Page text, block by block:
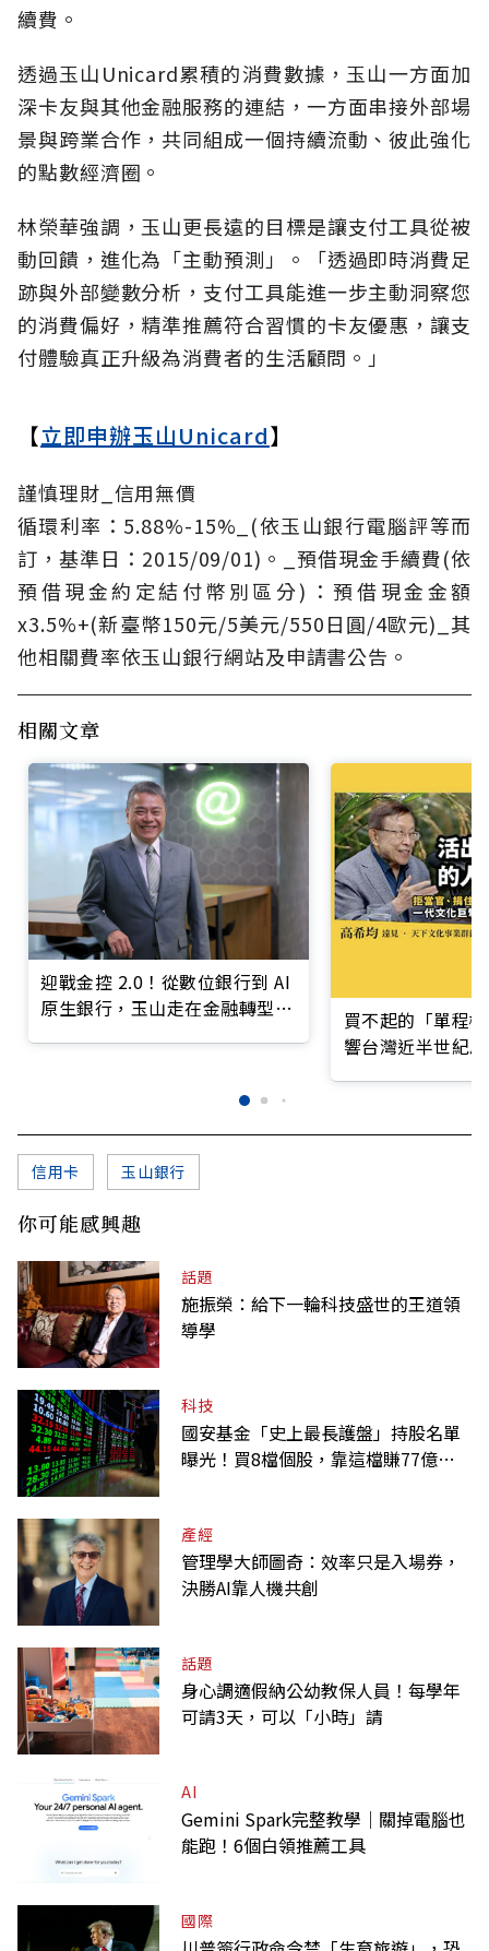
續費。
透過玉山Unicard累積的消費數據，玉山一方面加
深卡友與其他金融服務的連結，一方面串接外部場
景與跨業合作，共同組成一個持續流動、彼此強化
的點數經濟圈。
林榮華強調，玉山更長遠的目標是讓支付工具從被
動回饋，進化為「主動預測」。「透過即時消費足
跡與外部變數分析，支付工具能進一步主動洞察您
的消費偏好，精準推薦符合習慣的卡友優惠，讓支
付體驗真正升級為消費者的生活顧問。」
【立即申辦玉山Unicard】
謹慎理財_信用無價
循環利率：5.88%-15%_(依玉山銀行電腦評等而
訂，基準日：2015/09/01)。_預借現金手續費(依
預借現金約定結付幣別區分)：預借現金金額
x3.5%+(新臺幣150元/5美元/550日圓/4歐元)_其
他相關費率依玉山銀行網站及申請書公告。
相關文章
迎戰金控 2.0！從數位銀行到 AI
原生銀行，玉山走在金融轉型最
買不起的「單程
響台灣近半世紀
信用卡 玉山銀行
你可能感興趣
話題
施振榮：給下一輪科技盛世的王道領
導學
科技
國安基金「史上最長護盤」持股名單
曝光！買8檔個股，靠這檔賺77億最
產經
管理學大師圖奇：效率只是入場券，
決勝AI靠人機共創
話題
身心調適假納公幼教保人員！每學年
可請3天，可以「小時」請
AI
Gemini Spark完整教學｜關掉電腦也
能跑！6個白領推薦工具
國際